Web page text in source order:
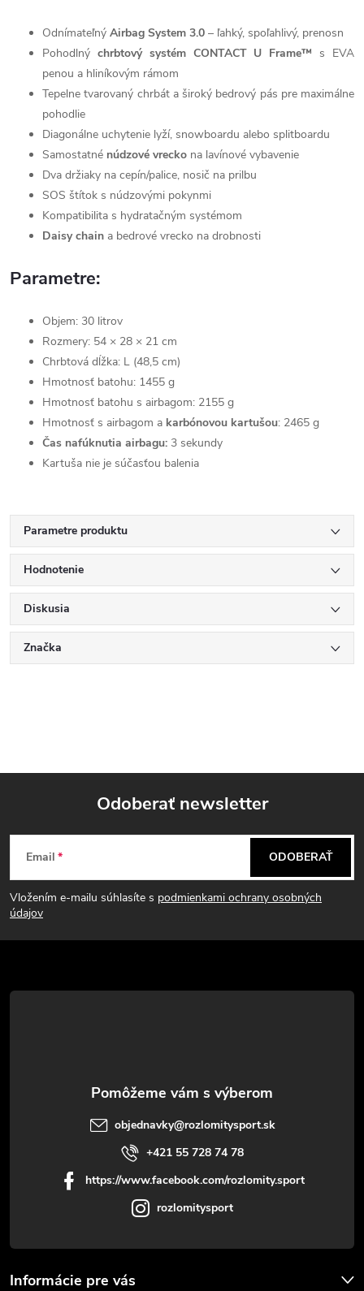
Odnímateľný Airbag System 3.0 – ľahký, spoľahlivý, prenosn
Pohodlný chrbtový systém CONTACT U Frame™ s EVA
penou a hliníkovým rámom
Tepelne tvarovaný chrbát a široký bedrový pás pre maximálne
pohodlie
Diagonálne uchytenie lyží, snowboardu alebo splitboardu
Samostatné núdzové vrecko na lavínové vybavenie
Dva držiaky na cepín/palice, nosič na prilbu
SOS štítok s núdzovými pokynmi
Kompatibilita s hydratačným systémom
Daisy chain a bedrové vrecko na drobnosti
Parametre:
Objem: 30 litrov
Rozmery: 54 × 28 × 21 cm
Chrbtová dĺžka: L (48,5 cm)
Hmotnosť batohu: 1455 g
Hmotnosť batohu s airbagom: 2155 g
Hmotnosť s airbagom a karbónovou kartušou: 2465 g
Čas nafúknutia airbagu: 3 sekundy
Kartuša nie je súčasťou balenia
Parametre produktu
Hodnotenie
Diskusia
Značka
Z
á
p
t
Odoberať newsletter
Email
Vložením e-mailu súhlasíte s podmienkami ochrany osobných
údajov
ODOBERAŤ
objednavky@rozlomitysport.sk
+421 55 728 74 78
https://www.facebook.com/rozlomity.sport
rozlomitysport
Informácie pre vás